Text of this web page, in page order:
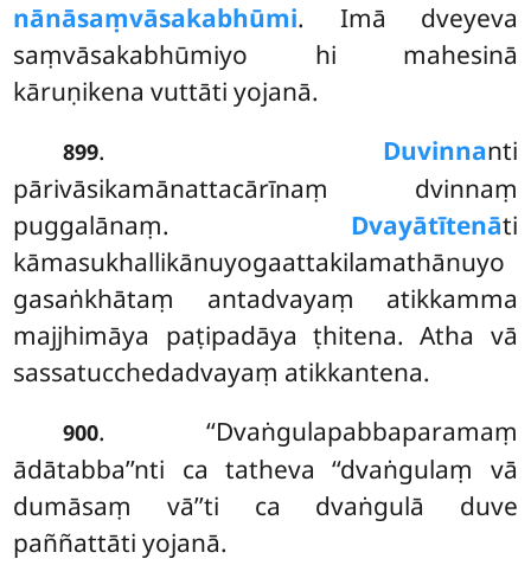
nānāsaṃvāsakabhūmi. Imā dveyeva
saṃvāsakabhūmiyo hi mahesinā
kāruṇikena vuttāti yojanā.
899. Duvinnanti
pārivāsikamānattacārīnaṃ dvinnaṃ
puggalānaṃ. Dvayātītenāti
kāmasukhallikānuyogaattakilamathānuyo
gasaṅkhātaṃ antadvayaṃ atikkamma
majjhimāya paṭipadāya ṭhitena. Atha vā
sassatucchedadvayaṃ atikkantena.
900. ‘‘Dvaṅgulapabbaparamaṃ
ādātabba’’nti ca tatheva ‘‘dvaṅgulaṃ vā
dumāsaṃ vā’’ti ca dvaṅgulā duve
paññattāti yojanā.